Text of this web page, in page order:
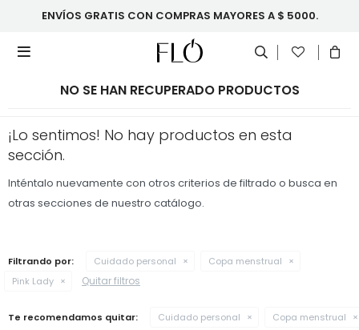
ENVÍOS GRATIS CON COMPRAS MAYORES A $ 5000.

NO SE HAN RECUPERADO PRODUCTOS
¡Lo sentimos! No hay productos en esta
sección.
Inténtalo nuevamente con otros criterios de filtrado o busca en
otras secciones de nuestro catálogo.
Filtrando por: Cuidado personal
Copa menstrual
Pink Lady
Quitar filtros
Te recomendamos quitar: Cuidado personal Copa menstrual